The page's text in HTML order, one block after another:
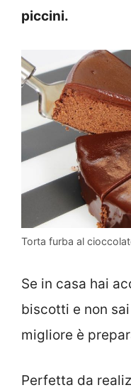
piccini.
Torta furba al
Se in casa hai
biscotti e non
migliore è
Perfetta da